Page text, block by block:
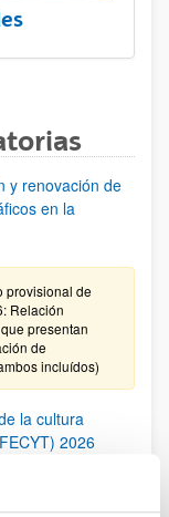
y renovación de
en la
provisional de
Relación
presentan
de
incluídos)
la cultura
2026